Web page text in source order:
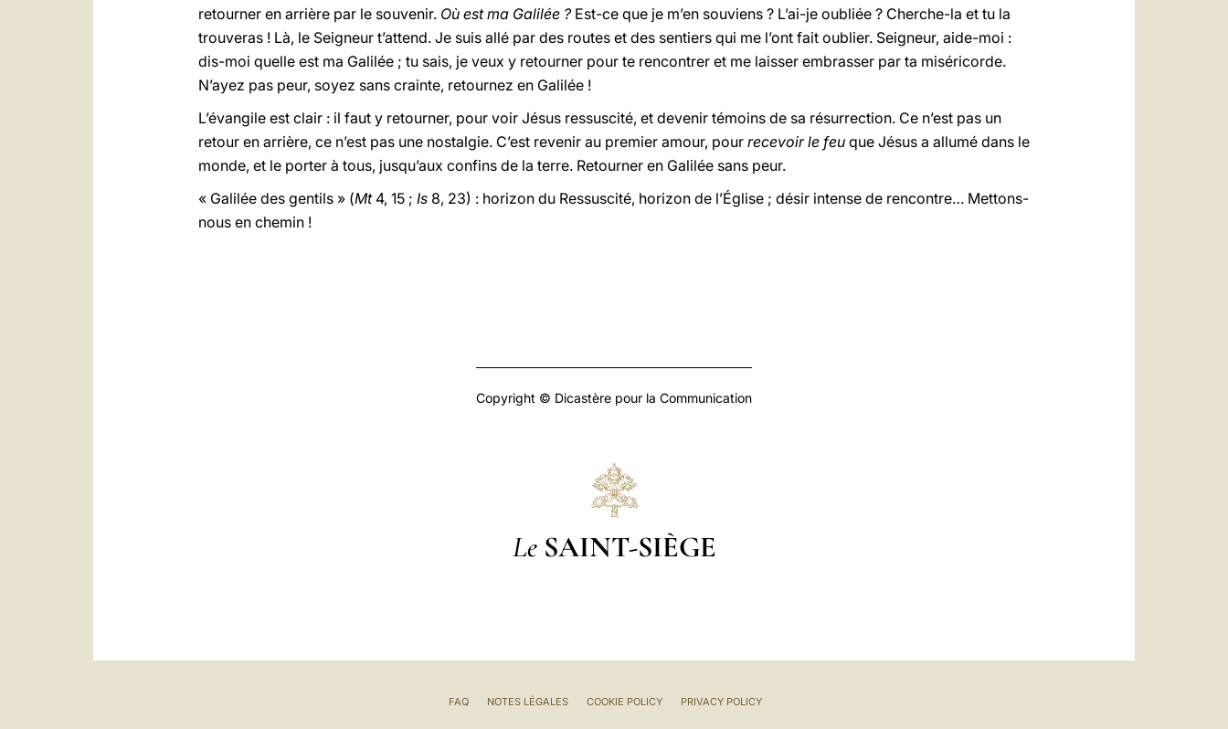
retourner en arrière par le souvenir. Où est ma Galilée ? Est-ce que je m’en souviens ? L’ai-je oubliée ? Cherche-la et tu la
trouveras ! Là, le Seigneur t’attend. Je suis allé par des routes et des sentiers qui me l’ont fait oublier. Seigneur, aide-moi :
dis-moi quelle est ma Galilée ; tu sais, je veux y retourner pour te rencontrer et me laisser embrasser par ta miséricorde.
N’ayez pas peur, soyez sans crainte, retournez en Galilée !
L’évangile est clair : il faut y retourner, pour voir Jésus ressuscité, et devenir témoins de sa résurrection. Ce n’est pas un
retour en arrière, ce n’est pas une nostalgie. C’est revenir au premier amour, pour recevoir le feu que Jésus a allumé dans le
monde, et le porter à tous, jusqu’aux confins de la terre. Retourner en Galilée sans peur.
« Galilée des gentils » (Mt 4, 15 ; Is 8, 23) : horizon du Ressuscité, horizon de l’Église ; désir intense de rencontre… Mettons-
nous en chemin !
Copyright © Dicastère pour la Communication
Le SAINT-SIÈGE
FAQ NOTES LÉGALES COOKIE POLICY PRIVACY POLICY